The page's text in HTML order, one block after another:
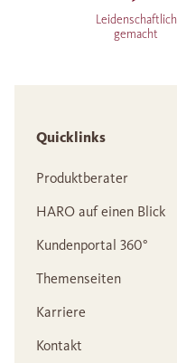
Leidenschaftlich
gemacht
Quicklinks
Produktberater
HARO auf einen Blick
Kundenportal 360°
Themenseiten
Karriere
Kontakt